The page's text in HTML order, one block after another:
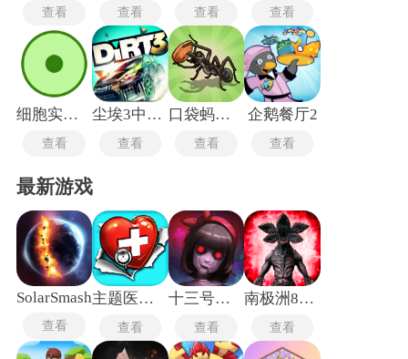
查看 查看 查看 查看
细胞实验室中文版
查看
尘埃3中文版
查看
口袋蚂蚁模拟器中文版
查看
企鹅餐厅2
查看
最新游戏
SolarSmash
查看
主题医院单机版
查看
十三号病院
查看
南极洲88号
查看